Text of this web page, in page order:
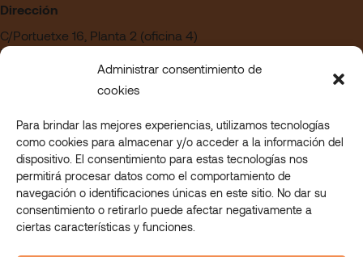
Administrar consentimiento de
cookies
Para brindar las mejores experiencias, utilizamos tecnologías
como cookies para almacenar y/o acceder a la información del
dispositivo. El consentimiento para estas tecnologías nos
permitirá procesar datos como el comportamiento de
navegación o identificaciones únicas en este sitio. No dar su
consentimiento o retirarlo puede afectar negativamente a
ciertas características y funciones.
Dirección
C/Portuetxe 16, Planta 2 (oficina 4)
Edificio Blanca Vinuesa
20018 San Sebastián – Gipuzkoa
¿Quieres trabajar en Askora?
Acceder a nuestra sección de empleo
© 2023 Askora. All rights reserved.
Askora Mahi-Mahi